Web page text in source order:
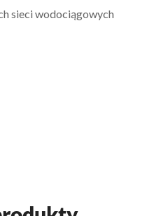
sieci wodociągowych